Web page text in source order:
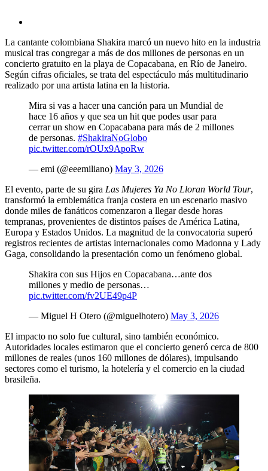
La cantante colombiana Shakira marcó un nuevo hito en la industria
musical tras congregar a más de dos millones de personas en un
concierto gratuito en la playa de Copacabana, en Río de Janeiro.
Según cifras oficiales, se trata del espectáculo más multitudinario
realizado por una artista latina en la historia.
Mira si vas a hacer una canción para un Mundial de
hace 16 años y que sea un hit que podes usar para
cerrar un show en Copacabana para más de 2 millones
de personas. #ShakiraNoGlobo
pic.twitter.com/rOUx9ApoRw
— emi (@eeemiliano) May 3, 2026
El evento, parte de su gira Las Mujeres Ya No Lloran World Tour,
transformó la emblemática franja costera en un escenario masivo
donde miles de fanáticos comenzaron a llegar desde horas
tempranas, provenientes de distintos países de América Latina,
Europa y Estados Unidos. La magnitud de la convocatoria superó
registros recientes de artistas internacionales como Madonna y Lady
Gaga, consolidando la presentación como un fenómeno global.
Shakira con sus Hijos en Copacabana…ante dos
millones y medio de personas…
pic.twitter.com/fv2UE49p4P
— Miguel H Otero (@miguelhotero) May 3, 2026
El impacto no solo fue cultural, sino también económico.
Autoridades locales estimaron que el concierto generó cerca de 800
millones de reales (unos 160 millones de dólares), impulsando
sectores como el turismo, la hotelería y el comercio en la ciudad
brasileña.